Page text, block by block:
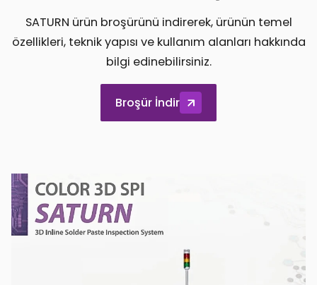
SATURN ürün broşürünü indirerek, ürünün temel
özellikleri, teknik yapısı ve kullanım alanları hakkında
bilgi edinebilirsiniz.
Broşür İndir